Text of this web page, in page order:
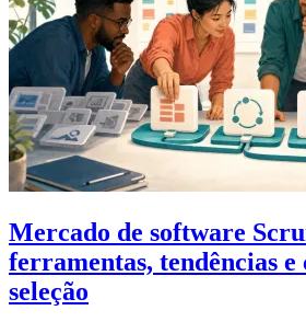
Mercado de software
ferramentas, tendências
seleção